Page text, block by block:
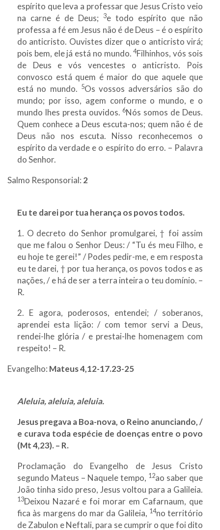
espírito que leva a professar que Jesus Cristo veio
na carne é de Deus;
3e todo espírito que não
professa a fé em Jesus não é de Deus – é o espírito
do anticristo. Ouvistes dizer que o anticristo virá;
pois bem, ele já está no mundo.4Filhinhos, vós sois
de Deus e vós vencestes o anticristo. Pois
convosco está quem é maior do que aquele que
está no mundo. 5Os vossos adversários são do
mundo; por isso, agem conforme o mundo, e o
mundo lhes presta ouvidos.6Nós somos de Deus.
Quem conhece a Deus escuta-nos; quem não é de
Deus não nos escuta. Nisso reconhecemos o
espírito da verdade e o espírito do erro. – Palavra
do Senhor.
Salmo Responsorial: 2
Eu te darei por tua herança os povos todos.
1. O decreto do Senhor promulgarei, † foi assim
que me falou o Senhor Deus: / “Tu és meu Filho, e
eu hoje te gerei!” / Podes pedir-me, e em resposta
eu te darei, † por tua herança, os povos todos e as
nações, / e há de ser a terra inteira o teu domínio. –
R.
2. E agora, poderosos, entendei; / soberanos,
aprendei esta lição: / com temor servi a Deus,
rendei-lhe glória / e prestai-lhe homenagem com
respeito! – R.
Evangelho: Mateus 4,12-17.23-25
Aleluia, aleluia, aleluia.
Jesus pregava a Boa-nova, o Reino anunciando, /
e curava toda espécie de doenças entre o povo
(Mt 4,23). – R.
Proclamação do Evangelho de Jesus Cristo
segundo Mateus – Naquele tempo, 12ao saber que
João tinha sido preso, Jesus voltou para a Galileia.
13Deixou Nazaré e foi morar em Cafarnaum, que
fica às margens do mar da Galileia, 14no território
de Zabulon e Neftali, para se cumprir o que foi dito